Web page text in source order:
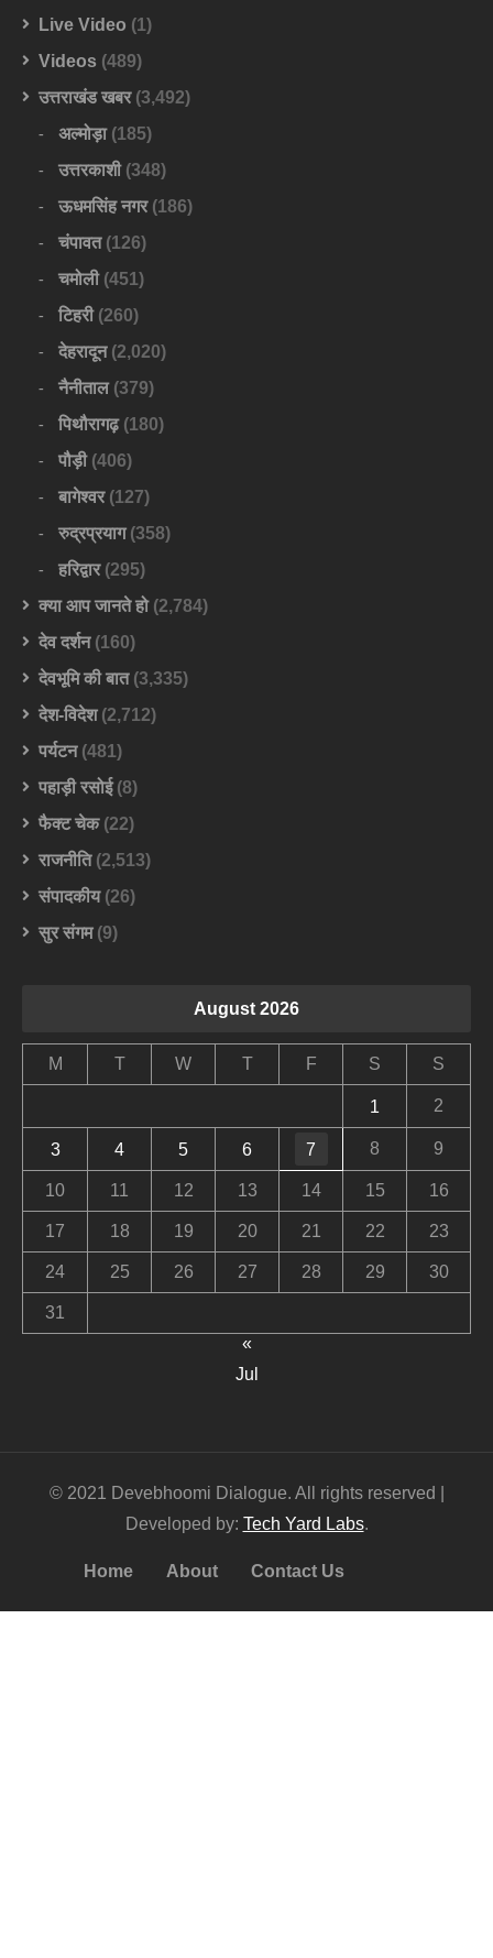
Live Video (1)
Videos (489)
उत्तराखंड खबर(3,492)
अल्मोड़ा(185)
उत्तरकाशी(348)
ऊधमसिंह नगर(186)
चंपावत(126)
चमोली(451)
टिहरी(260)
देहरादून(2,020)
नैनीताल(379)
पिथौरागढ़(180)
पौड़ी(406)
बागेश्वर(127)
रुद्रप्रयाग(358)
हरिद्वार(295)
क्या आप जानते हो(2,784)
देव दर्शन(160)
देवभूमि की बात(3,335)
देश-विदेश(2,712)
पर्यटन(481)
पहाड़ी रसोई(8)
फैक्ट चेक(22)
राजनीति(2,513)
संपादकीय(26)
सुर संगम(9)
August 2026
M T W T F S S
1 2
3 4 5 6 7 8 9
10 11 12 13 14 15 16
17 18 19 20 21 22 23
24 25 26 27 28 29 30
31
«
Jul
© 2021 Devebhoomi Dialogue. All rights reserved |
Developed by: Tech Yard Labs.
Home About Contact Us